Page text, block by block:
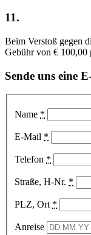
11.
Beim Verstoß gegen
Gebühr von € 100,00
Sende uns eine
Name *
E-Mail *
Telefon *
Straße, H-Nr. *
PLZ, Ort *
Anreise